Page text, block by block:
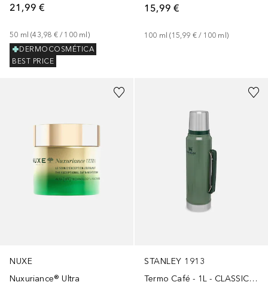
21,99 €
50 ml (43,98 € / 100 ml )
DERMOCOSMÉTICA
BEST PRICE
15,99 €
100 ml (15,99 € / 100 ml)
NUXE
Nuxuriance® Ultra
STANLEY 1913
Termo Café - 1L - CLASSIC LEGENDARY BOTTLE